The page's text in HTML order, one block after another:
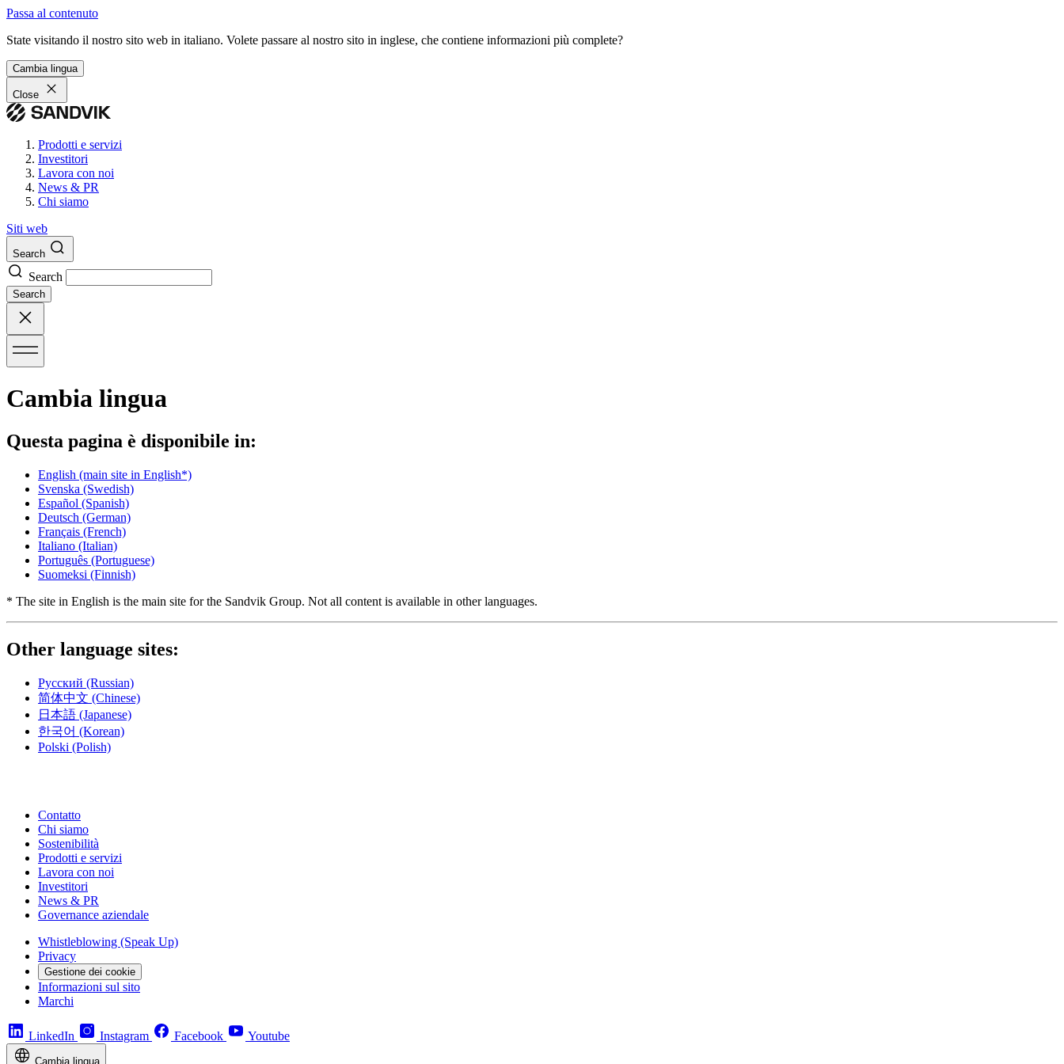
Passa al contenuto
State visitando il nostro sito web in italiano. Volete passare al nostro sito in inglese, che contiene informazioni più complete?
Cambia lingua
Close
Prodotti e servizi
Investitori
Lavora con noi
News & PR
Chi siamo
Siti web
Search
Search
Search
Cambia lingua
Questa pagina è disponibile in:
English (main site in English*)
Svenska (Swedish)
Español (Spanish)
Deutsch (German)
Français (French)
Italiano (Italian)
Português (Portuguese)
Suomeksi (Finnish)
* The site in English is the main site for the Sandvik Group. Not all content is available in other languages.
Other language sites:
Русский (Russian)
简体中文 (Chinese)
日本語 (Japanese)
한국어 (Korean)
Polski (Polish)
Contatto
Chi siamo
Sostenibilità
Prodotti e servizi
Lavora con noi
Investitori
News & PR
Governance aziendale
Whistleblowing (Speak Up)
Privacy
Gestione dei cookie
Informazioni sul sito
Marchi
LinkedIn Instagram Facebook Youtube
Cambia lingua